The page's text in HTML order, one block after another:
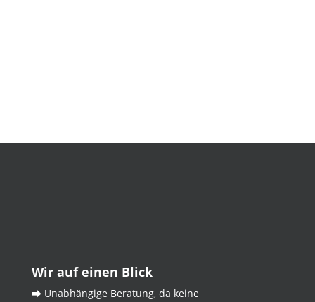
Wir auf einen Blick
⮕ Unabhängige Beratung, da keine